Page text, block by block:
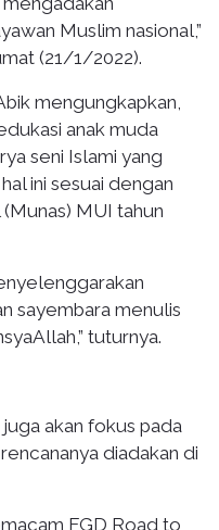
Muslim nasional,”
(21/1/2022).
mengungkapkan,
anak muda
seni Islami yang
ini sesuai dengan
MUI tahun
sayembara menulis
tuturnya.
akan fokus pada
diadakan di
FGD Road to